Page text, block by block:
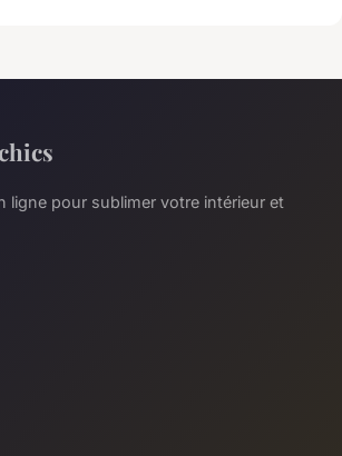
ligne pour sublimer votre intérieur et